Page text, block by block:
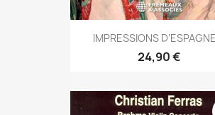
IMPRESSIONS
24,90 €